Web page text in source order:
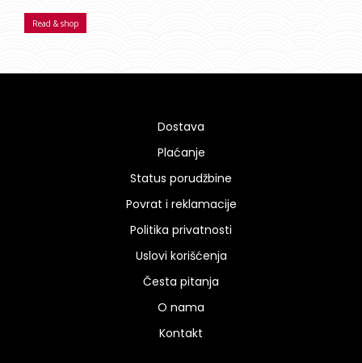
Read & shop
Dostava
Plaćanje
Status porudžbine
Povrat i reklamacije
Politika privatnosti
Uslovi korišćenja
Česta pitanja
O nama
Kontakt